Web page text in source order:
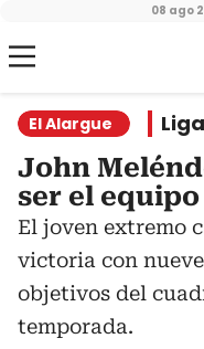
08 ago
El Alargue
John
ser el
El joven extremo
victoria con
objetivos del
temporada.